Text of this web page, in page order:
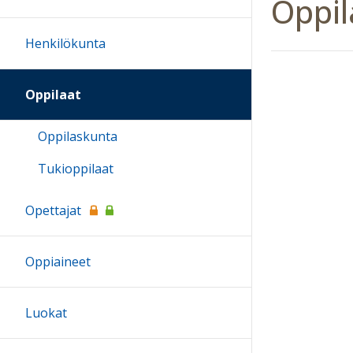
Henkilökunta
Oppilaat
Oppilaskunta
Tukioppilaat
Opettajat
Oppiaineet
Luokat